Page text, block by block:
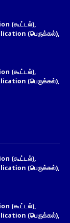
(கூட்டல்),
(பெருக்கல்),
(கூட்டல்),
(பெருக்கல்),
(கூட்டல்),
(பெருக்கல்),
(கூட்டல்),
(பெருக்கல்),